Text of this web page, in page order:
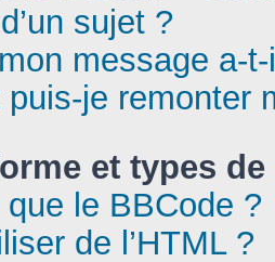
sujet ?
message a-
puis-je remonter
et types
que le BBCode ?
de l’HTML ?